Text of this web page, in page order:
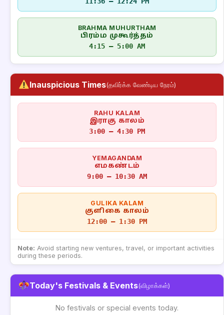
BRAHMA MUHURTHAM
பிரம்ம முகூர்த்தம்
4:15 – 5:00 AM
Inauspicious Times(தவிர்க்க வேண்டிய நேரம்)
RAHU KALAM
இராகு காலம்
3:00 – 4:30 PM
YEMAGANDAM
எமகண்டம்
9:00 – 10:30 AM
GULIKA KALAM
குளிகை காலம்
12:00 – 1:30 PM
Note: Avoid starting new ventures, travel, or important activities
during these periods.
Today's Festivals & Events(விழாக்கள்)
No festivals or special events today.